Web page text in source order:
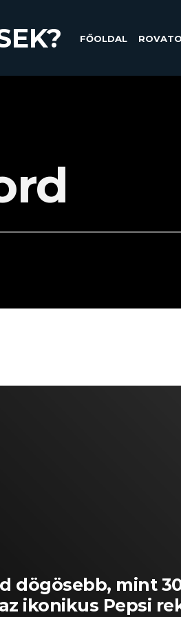
FŐOLDAL
dögösebb, mint
ikonikus Pepsi